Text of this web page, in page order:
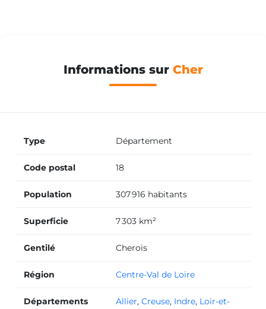
Informations sur Cher
Type Département
Code postal 18
Population 307 916 habitants
Superficie 7 303 km²
Gentilé Cherois
Région Centre-Val de Loire
Départements
Allier, Creuse, Indre, Loir-et-